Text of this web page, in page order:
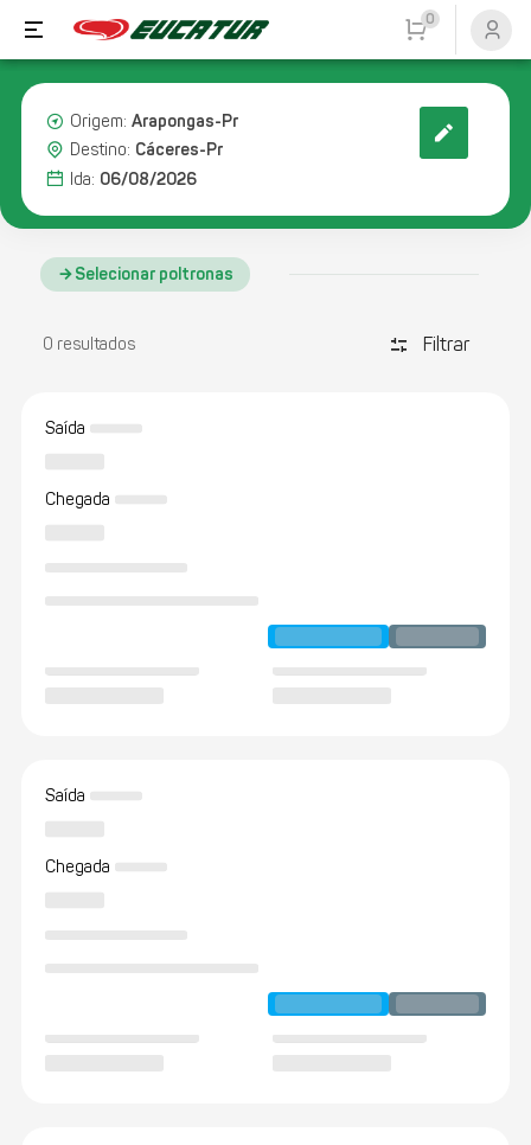
0
Origem: Arapongas-Pr
Destino: Cáceres-Pr
Ida: 06/08/2026
Selecionar poltronas
0 resultados discover_tune Filtrar
Saída
Chegada
Saída
Chegada